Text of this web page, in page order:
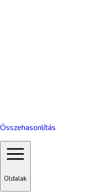
Összehasonlítás
Oldalak